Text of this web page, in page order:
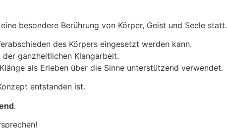
besondere Berührung von Körper, Geist und Seele statt.
des Körpers eingesetzt werden kann.
ganzheitlichen Klangarbeit.
als Erleben über die Sinne unterstützend verwendet.
entstanden ist.
.